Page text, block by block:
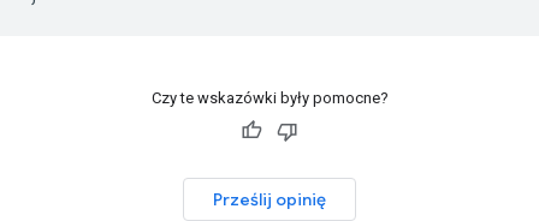
Czy te wskazówki były pomocne?
Prześlij opinię